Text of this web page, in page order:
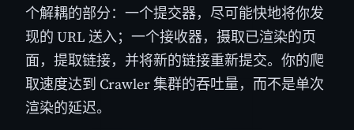
个解耦的部分：一个提交器，尽可能快地将你发
现的 URL 送入；一个接收器，摄取已渲染的页
面，提取链接，并将新的链接重新提交。你的爬
取速度达到 Crawler 集群的吞吐量，而不是单次
渲染的延迟。